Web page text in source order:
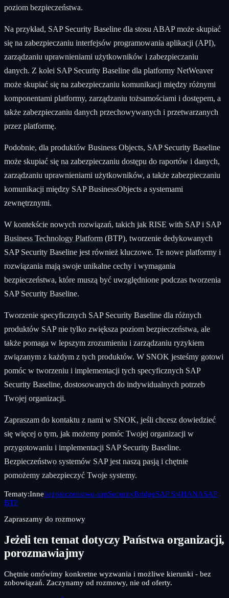
poziom bezpieczeństwa.
Na przykład, SAP Security Baseline dla stosu ABAP może skupiać
się na zabezpieczaniu interfejsów programowania aplikacji (API),
zarządzaniu uprawnieniami użytkowników i zabezpieczaniu
danych. Z kolei SAP Security Baseline dla platformy NetWeaver
może skupiać się na zabezpieczaniu komunikacji między różnymi
komponentami platformy, zarządzaniu tożsamościami i dostępem, a
także zabezpieczaniu danych przechowywanych i przetwarzanych
przez platformę.
Podobnie, dla produktów Business Objects, SAP Security Baseline
może skupiać się na zabezpieczaniu dostępu do raportów i danych,
zarządzaniu uprawnieniami użytkowników, a także zabezpieczaniu
komunikacji między SAP BusinessObjects a systemami
zewnętrznymi.
W kontekście nowych rozwiązań, takich jak RISE with SAP i SAP
Business Technology Platform (BTP), tworzenie dedykowanych
SAP Security Baseline jest również kluczowe. Te nowe platformy i
rozwiązania mają swoje unikalne cechy i wymagania
bezpieczeństwa, które muszą być uwzględnione podczas tworzenia
SAP Security Baseline.
Tworzenie specyficznych SAP Security Baseline dla różnych
produktów SAP nie tylko zwiększa poziom bezpieczeństwa, ale
także pomaga w lepszym zrozumieniu i zarządzaniu ryzykiem
związanym z każdym z tych produktów. W SNOK jesteśmy gotowi
pomóc w tworzeniu i implementacji tych specyficznych SAP
Security Baseline, dostosowanych do indywidualnych potrzeb
Twojej organizacji.
Zapraszam do kontaktu z nami w SNOK, jeśli chcesz dowiedzieć
się więcej o tym, jak możemy pomóc Twojej organizacji w
przygotowaniu i implementacji SAP Security Baseline.
Bezpieczeństwo systemów SAP jest naszą pasją i chętnie
pomożemy zabezpieczyć Twoje systemy.
Tematy:Innebezpieczenstwo-sapSecurityBridgeSAP S/4HANASAP
BTP
Zapraszamy do rozmowy
Jeżeli ten temat dotyczy Państwa organizacji,
porozmawiajmy
Chętnie omówimy konkretne wyzwania i możliwe kierunki - bez
zobowiązań. Zaczynamy od rozmowy, nie od oferty.